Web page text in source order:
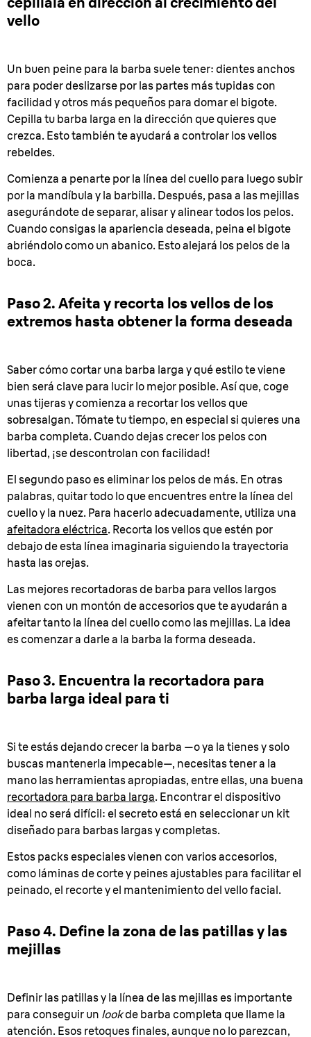
vello
Un buen peine para la barba suele tener: dientes anchos
para poder deslizarse por las partes más tupidas con
facilidad y otros más pequeños para domar el bigote.
Cepilla tu barba larga en la dirección que quieres que
crezca. Esto también te ayudará a controlar los vellos
rebeldes.
Comienza a penarte por la línea del cuello para luego subir
por la mandíbula y la barbilla. Después, pasa a las mejillas
asegurándote de separar, alisar y alinear todos los pelos.
Cuando consigas la apariencia deseada, peina el bigote
abriéndolo como un abanico. Esto alejará los pelos de la
boca.
Paso 2. Afeita y recorta los vellos de los
extremos hasta obtener la forma deseada
Saber cómo cortar una barba larga y qué estilo te viene
bien será clave para lucir lo mejor posible. Así que, coge
unas tijeras y comienza a recortar los vellos que
sobresalgan. Tómate tu tiempo, en especial si quieres una
barba completa. Cuando dejas crecer los pelos con
libertad, ¡se descontrolan con facilidad!
El segundo paso es eliminar los pelos de más. En otras
palabras, quitar todo lo que encuentres entre la línea del
cuello y la nuez. Para hacerlo adecuadamente, utiliza una
afeitadora eléctrica. Recorta los vellos que estén por
debajo de esta línea imaginaria siguiendo la trayectoria
hasta las orejas.
Las mejores recortadoras de barba para vellos largos
vienen con un montón de accesorios que te ayudarán a
afeitar tanto la línea del cuello como las mejillas. La idea
es comenzar a darle a la barba la forma deseada.
Paso 3. Encuentra la recortadora para
barba larga ideal para ti
Si te estás dejando crecer la barba —o ya la tienes y solo
buscas mantenerla impecable—, necesitas tener a la
mano las herramientas apropiadas, entre ellas, una buena
recortadora para barba larga. Encontrar el dispositivo
ideal no será difícil: el secreto está en seleccionar un kit
diseñado para barbas largas y completas.
Estos packs especiales vienen con varios accesorios,
como láminas de corte y peines ajustables para facilitar el
peinado, el recorte y el mantenimiento del vello facial.
Paso 4. Define la zona de las patillas y las
mejillas
Definir las patillas y la línea de las mejillas es importante
para conseguir un lookde barba completa que llame la
atención. Esos retoques finales, aunque no lo parezcan,